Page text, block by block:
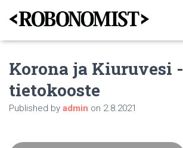
Korona ja Kiuruvesi -
tietokooste
Published by admin on 2.8.2021